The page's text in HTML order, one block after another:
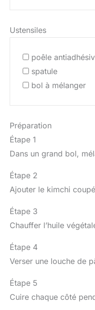
Ustensiles
poêle
spatule
bol à mélanger
Préparation
Étape 1
Dans un grand bol,
Étape 2
Ajouter le kimchi
Étape 3
Chauffer l’huile
Étape 4
Verser une louche de
Étape 5
Cuire chaque côté